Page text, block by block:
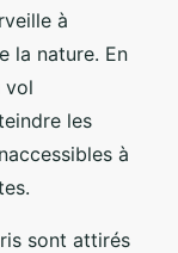
à
la nature. En
vol
les
à
sont attirés